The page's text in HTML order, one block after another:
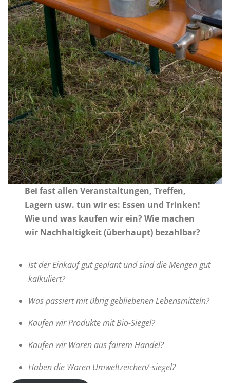
Bei fast allen Veranstaltungen, Treffen,
Lagern usw. tun wir es: Essen und Trinken!
Wie und was kaufen wir ein? Wie machen
wir Nachhaltigkeit (überhaupt) bezahlbar?
Ist der Einkauf gut geplant und sind die Mengen gut
kalkuliert?
Was passiert mit übrig gebliebenen Lebensmitteln?
Kaufen wir Produkte mit Bio-Siegel?
Kaufen wir Waren aus fairem Handel?
Haben die Waren Umweltzeichen/-siegel?